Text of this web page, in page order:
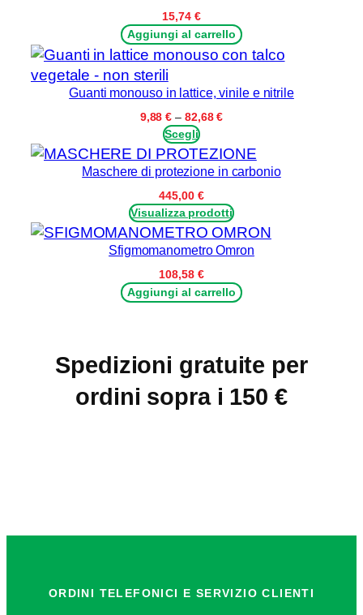
15,74 €
Aggiungi al carrello
Guanti monouso in lattice, vinile e nitrile
9,88€ – 82,68€Fascia
prezzo:
da
9,88 €
82,68 €
Scegli
Maschere di protezione in carbonio
445,00 €
Visualizza prodotti
Sfigmomanometro Omron
108,58 €
Aggiungi al carrello
Spedizioni gratuite per
ordini sopra i 150 €
ORDINI TELEFONICI E SERVIZIO CLIENTI